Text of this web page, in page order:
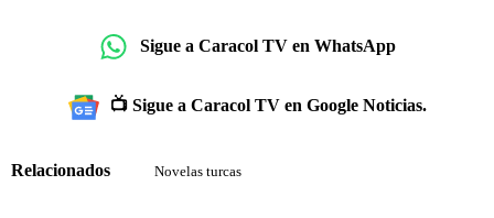
Sigue a Caracol TV en WhatsApp
📺 Sigue a Caracol TV en Google Noticias.
Relacionados Novelas turcas